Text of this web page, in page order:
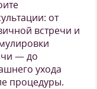
от
встречи и
— до
ухода
процедуры.